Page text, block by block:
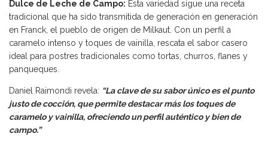
Dulce de Leche de Campo: Esta variedad sigue una receta
tradicional que ha sido transmitida de generación en generación
en Franck, el pueblo de origen de Milkaut. Con un perfil a
caramelo intenso y toques de vainilla, rescata el sabor casero
ideal para postres tradicionales como tortas, churros, flanes y
panqueques.
Daniel Raimondi revela: “La clave de su sabor único es el punto
justo de cocción, que permite destacar más los toques de
caramelo y vainilla, ofreciendo un perfil auténtico y bien de
campo.”